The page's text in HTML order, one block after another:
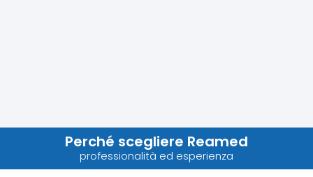
Perché scegliere Reamed
professionalità ed esperienza